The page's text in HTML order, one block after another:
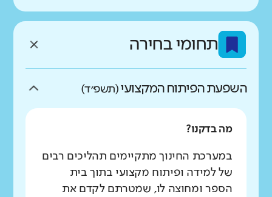
תחומי בחירה
השפעת הפיתוח המקצועי(תשפ״ד)
מה בדקנו?
במערכת החינוך מתקיימים תהליכים רבים
של למידה ופיתוח מקצועי בתוך בית
הספר ומחוצה לו, שמטרתם לקדם את